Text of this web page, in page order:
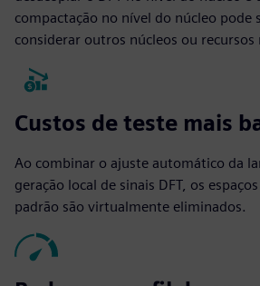
compactação no nível do núcleo pode
considerar outros núcleos ou recursos
Custos de teste mais
Ao combinar o ajuste automático da
geração local de sinais DFT, os
padrão são virtualmente eliminados.